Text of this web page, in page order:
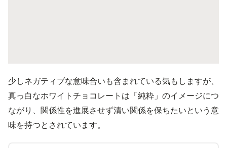
少しネガティブな意味合いも含まれている気もしますが、
真っ白なホワイトチョコレートは「純粋」のイメージにつ
ながり、関係性を進展させず清い関係を保ちたいという意
味を持つとされています。